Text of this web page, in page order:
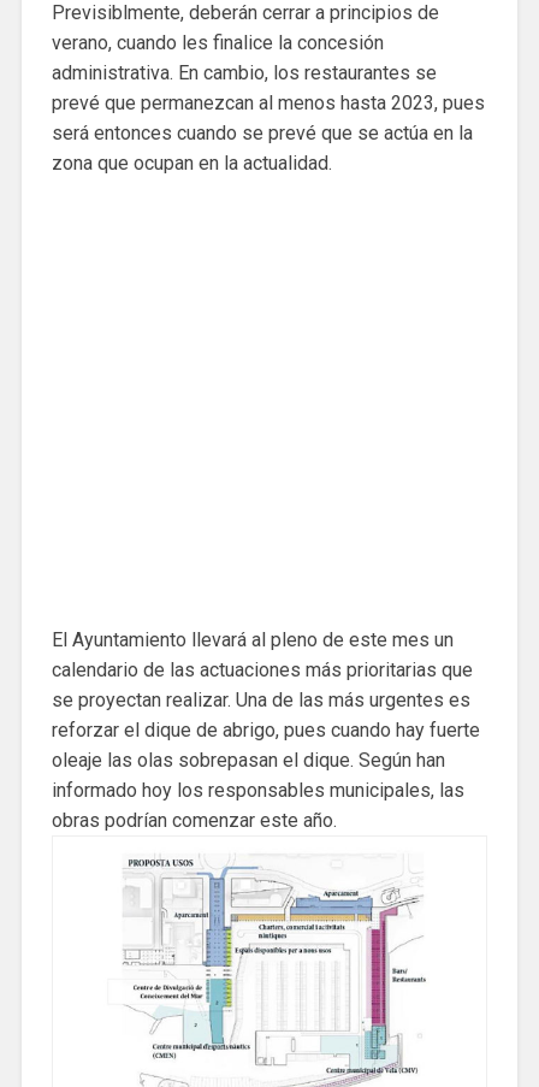
Previsiblmente, deberán cerrar a principios de
verano, cuando les finalice la concesión
administrativa. En cambio, los restaurantes se
prevé que permanezcan al menos hasta 2023, pues
será entonces cuando se prevé que se actúa en la
zona que ocupan en la actualidad.
El Ayuntamiento llevará al pleno de este mes un
calendario de las actuaciones más prioritarias que
se proyectan realizar. Una de las más urgentes es
reforzar el dique de abrigo, pues cuando hay fuerte
oleaje las olas sobrepasan el dique. Según han
informado hoy los responsables municipales, las
obras podrían comenzar este año.